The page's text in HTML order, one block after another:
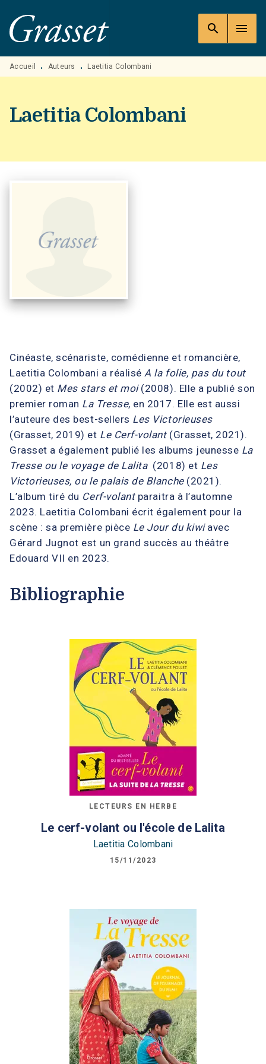
MENU RECHERCHE
PIED DE PAGE
search menu
Accueil • Auteurs • Laetitia Colombani
Laetitia Colombani
Cinéaste, scénariste, comédienne et romancière,
Laetitia Colombani a réaliséA la folie, pas du tout
(2002) et Mes stars et moi(2008). Elle a publié son
premier roman La Tresse, en 2017. Elle est aussi
l’auteure des best-sellers Les Victorieuses
(Grasset, 2019) et Le Cerf-volant(Grasset, 2021).
Grasset a également publié les albums jeunesse La
Tresse ou le voyage de Lalita(2018) et Les
Victorieuses, ou le palais de Blanche(2021).
L’album tiré du Cerf-volantparaitra à l’automne
2023. Laetitia Colombani écrit également pour la
scène : sa première pièce Le Jour du kiwiavec
Gérard Jugnot est un grand succès au théâtre
Edouard VII en 2023.
Bibliographie
LECTEURS EN HERBE
Le cerf-volant ou l'école de Lalita
Laetitia Colombani
15/11/2023